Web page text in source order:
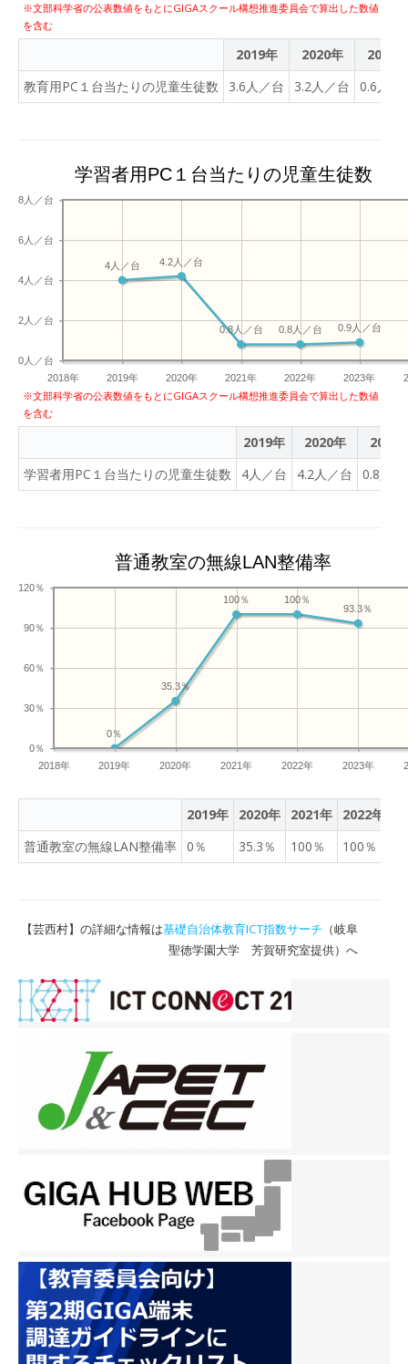
※文部科学省の公表数値をもとにGIGAスクール構想推進委員会で算出した数値
を含む
2019年 2020年
2021年
教育用PC１台当たりの児童生徒数
3.6人／台 3.2人／台 0.6人／
学習者用PC１台当たりの児童生徒数
2018年 2019年 2020年 2021年 2022年 2023年
0人／台
2人／台
4人／台
6人／台
8人／台
0.9人／台
0.8人／台
0.8人／台
4.2人／台
4人／台
※文部科学省の公表数値をもとにGIGAスクール構想推進委員会で算出した数値
を含む
2019年 2020年
2021
学習者用PC１台当たりの児童生徒数
4人／台 4.2人／台 0.8人
普通教室の無線LAN整備率
2018年 2019年 2020年 2021年 2022年 2023年
0％
30％
60％
90％
120％
93.3％
100％
100％
35.3％
0％
2019年 2020年 2021年 2022年
普通教室の無線LAN整備率 0％ 35.3％ 100％ 100％
【芸西村】の詳細な情報は基礎自治体教育ICT指数サーチ （岐阜
聖徳学園大学 芳賀研究室提供）へ